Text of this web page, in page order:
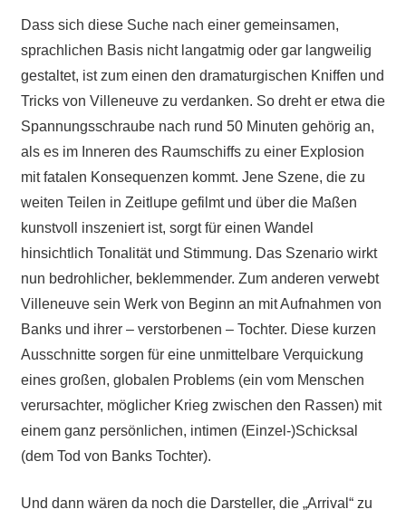
Dass sich diese Suche nach einer gemeinsamen,
sprachlichen Basis nicht langatmig oder gar langweilig
gestaltet, ist zum einen den dramaturgischen Kniffen und
Tricks von Villeneuve zu verdanken. So dreht er etwa die
Spannungsschraube nach rund 50 Minuten gehörig an,
als es im Inneren des Raumschiffs zu einer Explosion
mit fatalen Konsequenzen kommt. Jene Szene, die zu
weiten Teilen in Zeitlupe gefilmt und über die Maßen
kunstvoll inszeniert ist, sorgt für einen Wandel
hinsichtlich Tonalität und Stimmung. Das Szenario wirkt
nun bedrohlicher, beklemmender. Zum anderen verwebt
Villeneuve sein Werk von Beginn an mit Aufnahmen von
Banks und ihrer – verstorbenen – Tochter. Diese kurzen
Ausschnitte sorgen für eine unmittelbare Verquickung
eines großen, globalen Problems (ein vom Menschen
verursachter, möglicher Krieg zwischen den Rassen) mit
einem ganz persönlichen, intimen (Einzel-)Schicksal
(dem Tod von Banks Tochter).
Und dann wären da noch die Darsteller, die „Arrival“ zu